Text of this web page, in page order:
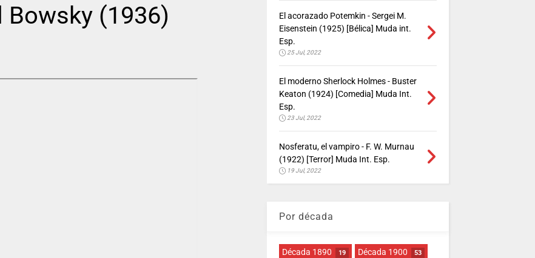
Bowsky (1936)
El acorazado Potemkin - Sergei M.
Eisenstein (1925) [Bélica] Muda int.
Esp.
25 Jul, 2022
El moderno Sherlock Holmes - Buster
Keaton (1924) [Comedia] Muda Int.
Esp.
23 Jul, 2022
Nosferatu, el vampiro - F. W. Murnau
(1922) [Terror] Muda Int. Esp.
19 Jul, 2022
Por década
Década 1890 19 Década 1900 53